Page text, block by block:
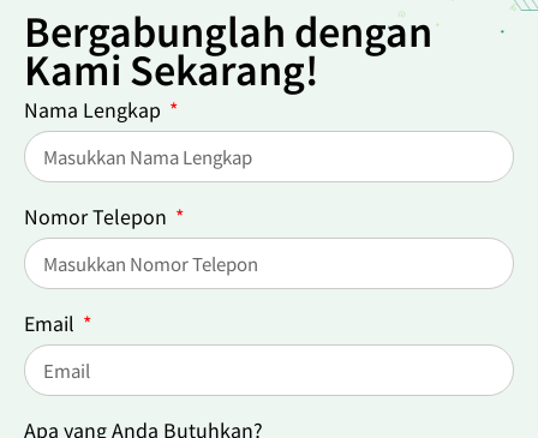
Bergabunglah dengan
Kami Sekarang!
Nama Lengkap
Nomor Telepon
Email
Apa yang Anda Butuhkan?